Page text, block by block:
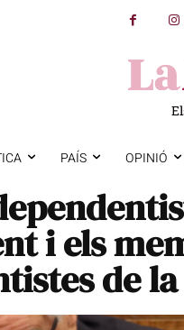
PAÍS OPINIÓ
i els
de la